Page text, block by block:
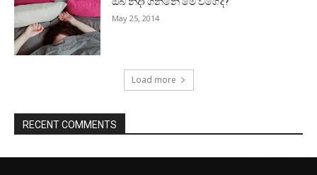
May 25, 2014
Load more
RECENT COMMENTS